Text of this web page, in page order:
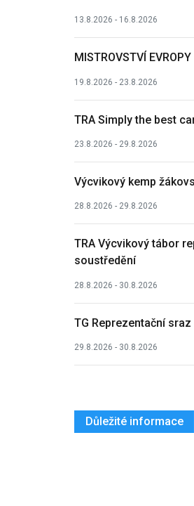
13.8.2026 - 16.8.2026
MISTROVSTVÍ EVROPY
19.8.2026 - 23.8.2026
TRA Simply the best
23.8.2026 - 29.8.2026
Výcvikový kemp
28.8.2026 - 29.8.2026
TRA Výcvikový tábor
soustředění
28.8.2026 - 30.8.2026
TG Reprezentační
29.8.2026 - 30.8.2026
Důležité informace